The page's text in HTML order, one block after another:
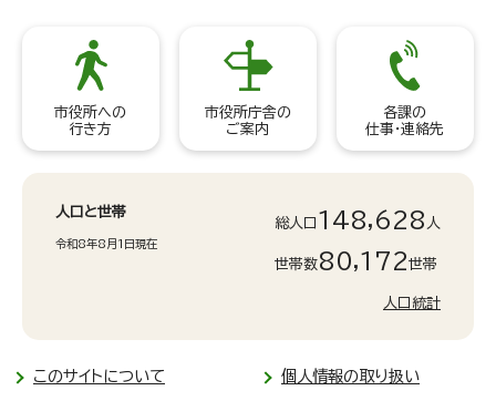
市役所への
行き方
市役所庁舎の
ご案内
各課の
仕事・連絡先
人口と世帯
令和8年8月1日現在
総人口 148,628 人
世帯数80,172世帯
人口統計
このサイトについて 個人情報の取り扱い